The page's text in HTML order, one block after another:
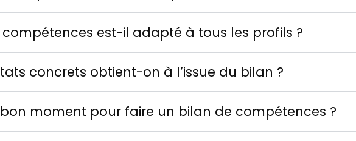
compétences est-il adapté à tous les profils ?
concrets obtient-on à l’issue du bilan ?
moment pour faire un bilan de compétences ?